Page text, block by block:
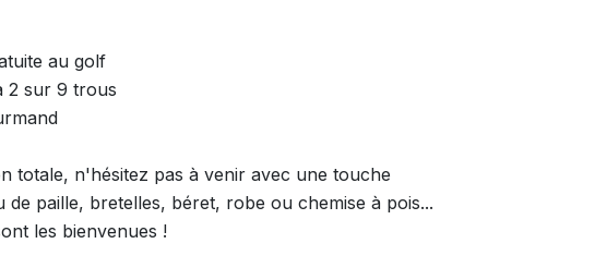
au golf
2 sur 9 trous
totale, n'hésitez pas à venir avec une touche
de paille, bretelles, béret, robe ou chemise à pois...
les bienvenues !